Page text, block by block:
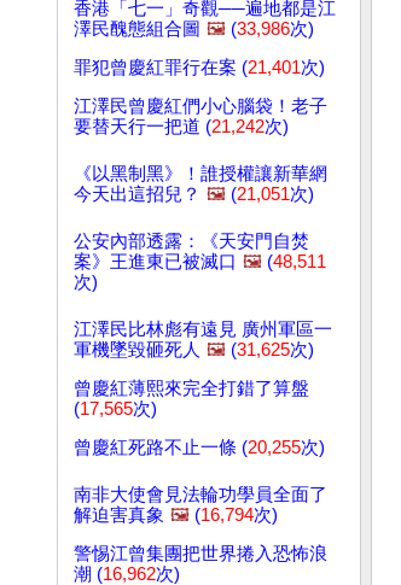
香港「七一」奇觀──遍地都是江
澤民醜態組合圖 🖼️ (33,986次)
罪犯曾慶紅罪行在案 (21,401次)
江澤民曾慶紅們小心腦袋！老子
要替天行一把道 (21,242次)
《以黑制黑》！誰授權讓新華網
今天出這招兒？ 🖼️ (21,051次)
公安內部透露：《天安門自焚
案》王進東已被滅口 🖼️ (48,511
次)
江澤民比林彪有遠見 廣州軍區一
軍機墜毀砸死人 🖼️ (31,625次)
曾慶紅薄熙來完全打錯了算盤
(17,565次)
曾慶紅死路不止一條 (20,255次)
南非大使會見法輪功學員全面了
解迫害真象 🖼️ (16,794次)
警惕江曾集團把世界捲入恐怖浪
潮 (16,962次)